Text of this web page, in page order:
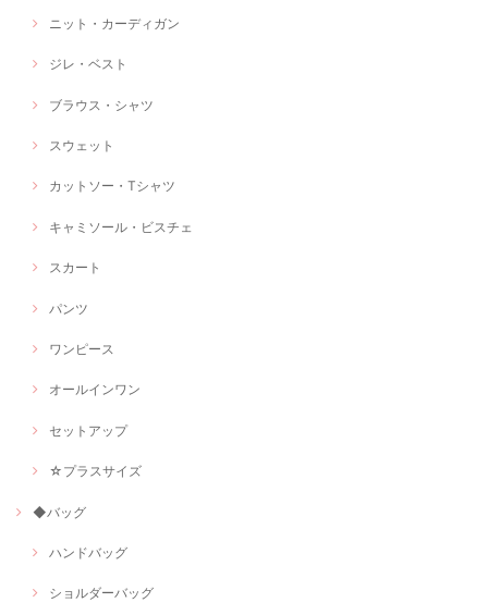
ニット・カーディガン
ジレ・ベスト
ブラウス・シャツ
スウェット
カットソー・Tシャツ
キャミソール・ビスチェ
スカート
パンツ
ワンピース
オールインワン
セットアップ
☆プラスサイズ
◆バッグ
ハンドバッグ
ショルダーバッグ